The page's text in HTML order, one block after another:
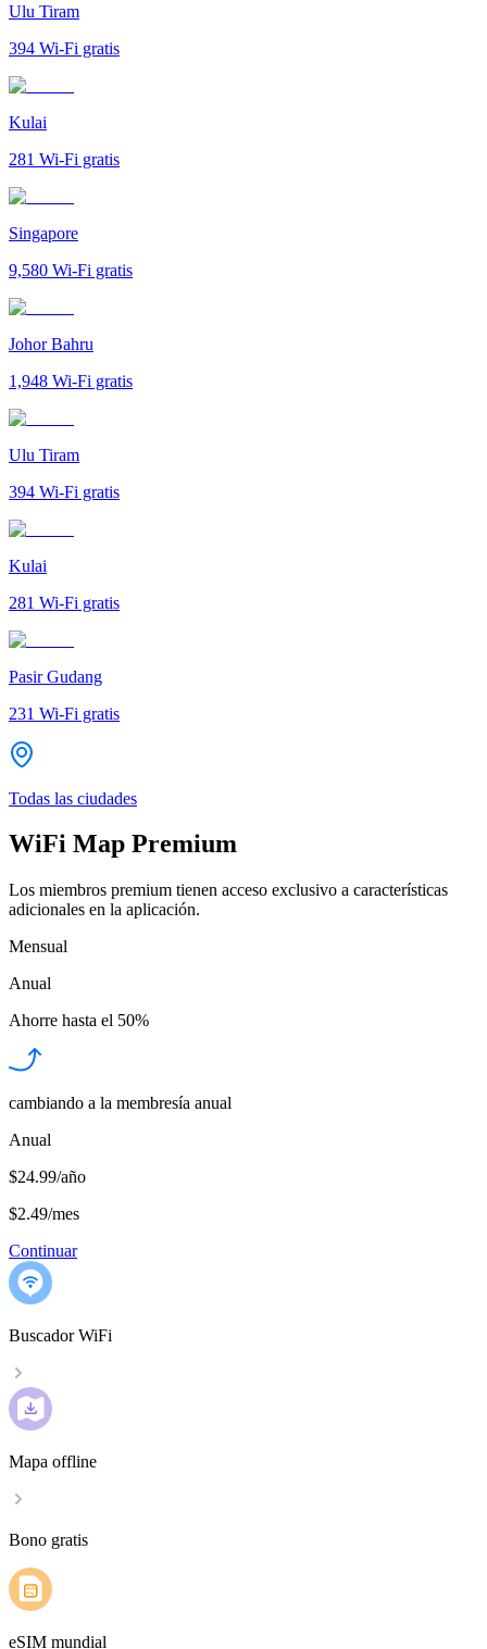
Ulu Tiram
394 Wi-Fi gratis
Kulai
281 Wi-Fi gratis
Singapore
9,580 Wi-Fi gratis
Johor Bahru
1,948 Wi-Fi gratis
Ulu Tiram
394 Wi-Fi gratis
Kulai
281 Wi-Fi gratis
Pasir Gudang
231 Wi-Fi gratis
Todas las ciudades
WiFi Map Premium
Los miembros premium tienen acceso exclusivo a características
adicionales en la aplicación.
Mensual
Anual
Ahorre hasta el 50%
cambiando a la membresía anual
Anual
$24.99/año
$2.49/mes
Continuar
Buscador WiFi
Mapa offline
Bono gratis
eSIM mundial